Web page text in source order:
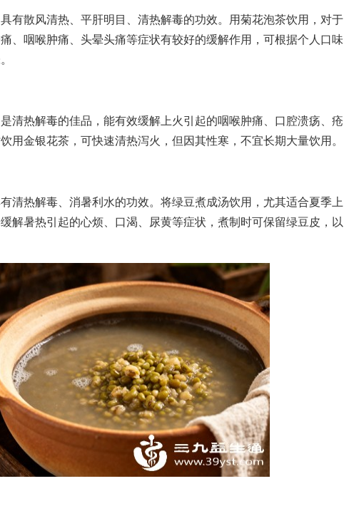
散风清热、平肝明目、清热解毒的功效。用菊花泡茶饮用，对于
痛、咽喉肿痛、头晕头痛等症状有较好的缓解作用，可根据个人口味
热解毒的佳品，能有效缓解上火引起的咽喉肿痛、口腔溃疡、疮
用金银花茶，可快速清热泻火，但因其性寒，不宜长期大量饮用。
热解毒、消暑利水的功效。将绿豆煮成汤饮用，尤其适合夏季上
解暑热引起的心烦、口渴、尿黄等症状，煮制时可保留绿豆皮，以